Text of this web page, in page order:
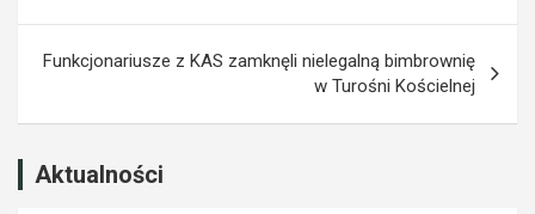
Funkcjonariusze z KAS zamknęli nielegalną bimbrownię
w Turośni Kościelnej
Aktualności
p
k
o
p
a
z